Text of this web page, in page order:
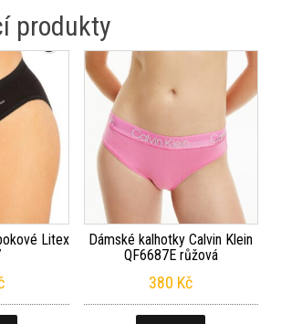
produkty
Litex
Dámské kalhotky Calvin Klein
QF6687E růžová
380 Kč